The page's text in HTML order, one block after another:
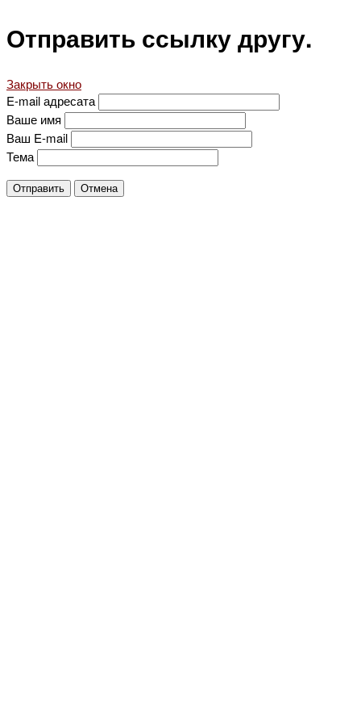
Отправить ссылку другу.
Закрыть окно
E-mail адресата
Ваше имя
Ваш E-mail
Тема
Отправить Отмена